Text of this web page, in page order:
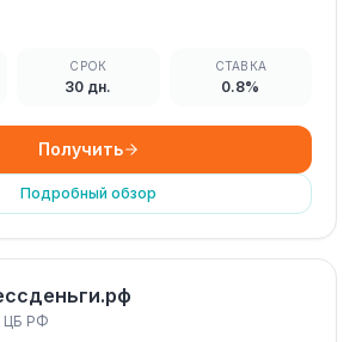
СРОК
30 дн.
СТАВКА
0.8%
Получить
Подробный обзор
ЦБ РФ